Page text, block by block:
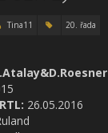
Tina11
20. řada
26.05.2016